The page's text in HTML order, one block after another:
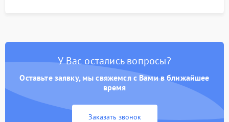
У Вас остались вопросы?
Оставьте заявку, мы свяжемся с Вами в ближайшее
время
Заказать звонок